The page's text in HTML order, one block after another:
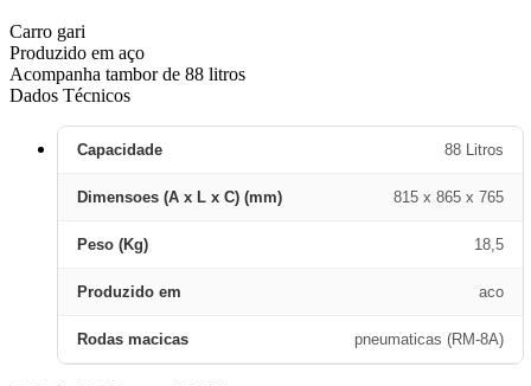
Carro gari
Produzido em aço
Acompanha tambor de 88 litros
Dados Técnicos
Capacidade 88 Litros
Dimensoes (A x L x C) (mm) 815 x 865 x 765
Peso (Kg) 18,5
Produzido em aco
Rodas macicas pneumaticas (RM-8A)